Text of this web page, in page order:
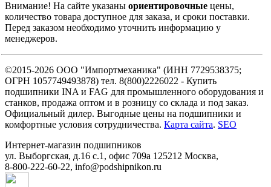
Внимание! На сайте указаны ориентировочные цены,
количество товара доступное для заказа, и сроки поставки.
Перед заказом необходимо уточнить информацию у
менеджеров.
©2015-2026 ООО "Импортмеханика" (ИНН 7729538375;
ОГРН 1057749493878) тел. 8(800)2226022 - Купить
подшипники INA и FAG для промышленного оборудования и
станков, продажа оптом и в розницу со склада и под заказ.
Официальный дилер. Выгодные цены на подшипники и
комфортные условия сотрудничества. Карта сайта. SEO
Интернет-магазин подшипников
ул. Выборгская, д.16 с.1, офис 709а 125212 Москва,
8-800-222-60-22, info@podshipnikon.ru